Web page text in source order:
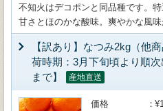
不知火はデコポンと同品種です。
甘さとほのかな酸味。爽やかな風味
【訳あり】なつみ2kg（他
荷時期：3月下旬頃より順
まで】
産地直送
価格